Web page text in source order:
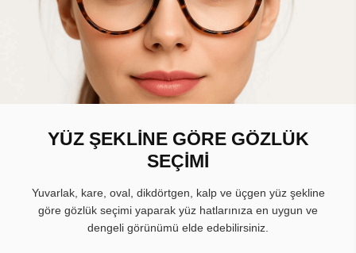
YÜZ ŞEKLİNE GÖRE GÖZLÜK
SEÇİMİ
Yuvarlak, kare, oval, dikdörtgen, kalp ve üçgen yüz şekline
göre gözlük seçimi yaparak yüz hatlarınıza en uygun ve
dengeli görünümü elde edebilirsiniz.